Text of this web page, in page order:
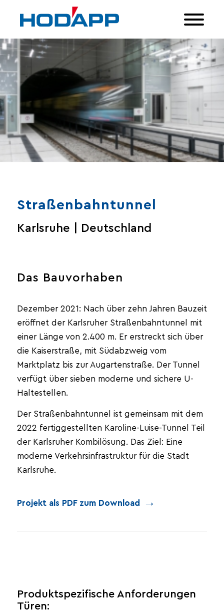
Straßenbahntunnel
Karlsruhe | Deutschland
Das Bauvorhaben
Dezember 2021: Nach über zehn Jahren Bauzeit
eröffnet der Karlsruher Straßenbahntunnel mit
einer Länge von 2.400 m. Er erstreckt sich über
die Kaiserstraße, mit Südabzweig vom
Marktplatz bis zur Augartenstraße. Der Tunnel
verfügt über sieben moderne und sichere U-
Haltestellen.
Der Straßenbahntunnel ist gemeinsam mit dem
2022 fertiggestellten Karoline-Luise-Tunnel Teil
der Karlsruher Kombilösung. Das Ziel: Eine
moderne Verkehrsinfrastruktur für die Stadt
Karlsruhe.
Projekt als PDF zum Download
Produktspezifische Anforderungen
Türen: